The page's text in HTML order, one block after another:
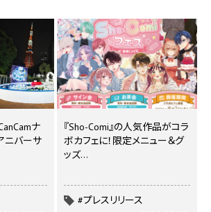
ナ
ニバーサ
『Sho-Comi』の人気作品がコラ
ボカフェに！限定メニュー＆グ
ッズ…
#プレスリリース